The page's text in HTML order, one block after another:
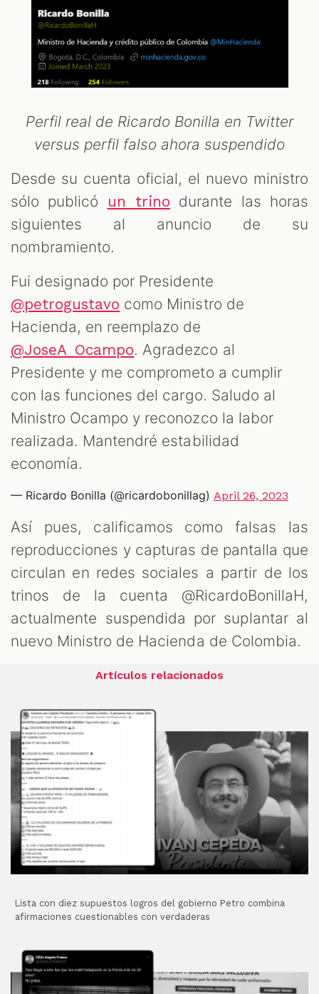
Perfil real de Ricardo Bonilla en Twitter
versus perfil falso ahora suspendido
Desde su cuenta oficial, el nuevo ministro
sólo publicó
un trino durante las horas
siguientes al anuncio de su
nombramiento.
Fui designado por Presidente
@petrogustavo como Ministro de
Hacienda, en reemplazo de
@JoseA_Ocampo. Agradezco al
Presidente y me comprometo a cumplir
con las funciones del cargo. Saludo al
Ministro Ocampo y reconozco la labor
realizada. Mantendré estabilidad
economía.
— Ricardo Bonilla (@ricardobonillag) April 26, 2023
Así pues, calificamos como falsas las
reproducciones y capturas de pantalla que
circulan en redes sociales a partir de los
trinos de la cuenta @RicardoBonillaH,
actualmente suspendida por suplantar al
nuevo Ministro de Hacienda de Colombia.
Artículos relacionados
Lista con diez supuestos logros del gobierno Petro combina
afirmaciones cuestionables con verdaderas